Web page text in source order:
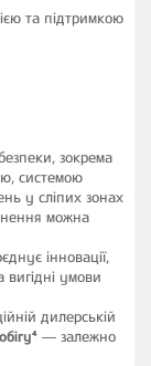
та підтримкою
зокрема
системою
у сліпих зонах
можна
інновації,
вигідні умови
дилерській
— залежно